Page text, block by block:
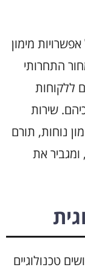
מימון
התחרותי
ללקוחות
שירות
נוחות, תורם
ומגביר את
טכנולוגיים